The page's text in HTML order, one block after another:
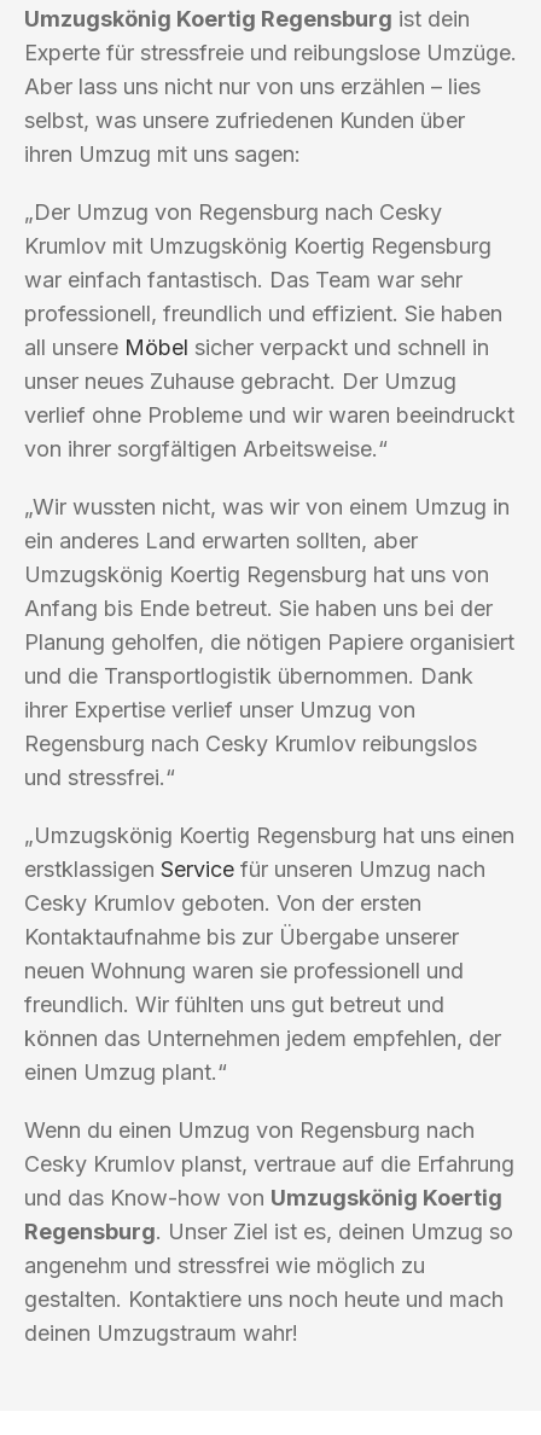
Umzugskönig Koertig Regensburg ist dein
Experte für stressfreie und reibungslose Umzüge.
Aber lass uns nicht nur von uns erzählen – lies
selbst, was unsere zufriedenen Kunden über
ihren Umzug mit uns sagen:
„Der Umzug von Regensburg nach Cesky
Krumlov mit Umzugskönig Koertig Regensburg
war einfach fantastisch. Das Team war sehr
professionell, freundlich und effizient. Sie haben
all unsere Möbel sicher verpackt und schnell in
unser neues Zuhause gebracht. Der Umzug
verlief ohne Probleme und wir waren beeindruckt
von ihrer sorgfältigen Arbeitsweise.“
„Wir wussten nicht, was wir von einem Umzug in
ein anderes Land erwarten sollten, aber
Umzugskönig Koertig Regensburg hat uns von
Anfang bis Ende betreut. Sie haben uns bei der
Planung geholfen, die nötigen Papiere organisiert
und die Transportlogistik übernommen. Dank
ihrer Expertise verlief unser Umzug von
Regensburg nach Cesky Krumlov reibungslos
und stressfrei.“
„Umzugskönig Koertig Regensburg hat uns einen
erstklassigen Service für unseren Umzug nach
Cesky Krumlov geboten. Von der ersten
Kontaktaufnahme bis zur Übergabe unserer
neuen Wohnung waren sie professionell und
freundlich. Wir fühlten uns gut betreut und
können das Unternehmen jedem empfehlen, der
einen Umzug plant.“
Wenn du einen Umzug von Regensburg nach
Cesky Krumlov planst, vertraue auf die Erfahrung
und das Know-how von Umzugskönig Koertig
Regensburg. Unser Ziel ist es, deinen Umzug so
angenehm und stressfrei wie möglich zu
gestalten. Kontaktiere uns noch heute und mach
deinen Umzugstraum wahr!